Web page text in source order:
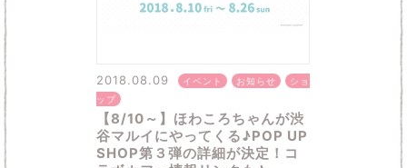
2018.08.09 イベント お知らせ
ショ
ップ
【8/10～】ほわころちゃんが渋
谷マルイにやってくる♪POP UP
SHOP第３弾の詳細が決定！コ